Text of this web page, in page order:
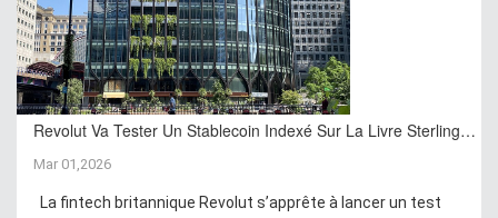
Revolut Va Tester Un Stablecoin Indexé Sur La Livre Sterling…
Mar 01,2026
La fintech britannique Revolut s’apprête à lancer un test